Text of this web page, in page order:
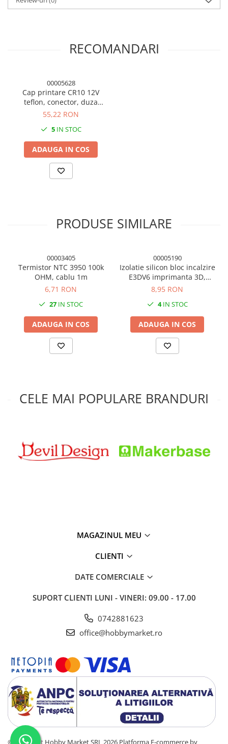
Conectori, mufe si blocuri
Rezistente si termistori
Diode si punti redresoare
Tranzistori si circuite integrate
Potentiometre si semireglabile
Intrerupatoare
Smart Home
Accesorii trotinete electrice
Lichidare de stoc
RECOMANDARI
00005628
Cap printare CR10 12V
teflon, conector, duza
0.4mm, filament 1.75mm
55,22 RON
5IN STOC
ADAUGA IN COS
PRODUSE SIMILARE
00003405
Termistor NTC 3950 100k
OHM, cablu 1m
6,71 RON
27 IN STOC
ADAUGA IN COS
00005190
Izolatie silicon bloc incalzire
E3DV6 imprimanta 3D,
16x20x12mm
8,95 RON
4IN STOC
ADAUGA IN COS
CELE MAI POPULARE BRANDURI
MAGAZINUL MEU
CLIENTI
DATE COMERCIALE
SUPORT CLIENTI LUNI - VINERI: 09.00 - 17.00
0742881623
office@hobbymarket.ro
©Copyright Hobby Market SRL 2026 Platforma E-commerce by